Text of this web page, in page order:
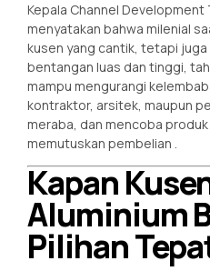
Kepala Channel
menyatakan bahwa milenial
kusen yang cantik, tetapi juga
bentangan luas dan tinggi,
mampu mengurangi
kontraktor, arsitek, maupun
meraba, dan mencoba
memutuskan pembelian .
Kapan
Aluminium
Pilihan